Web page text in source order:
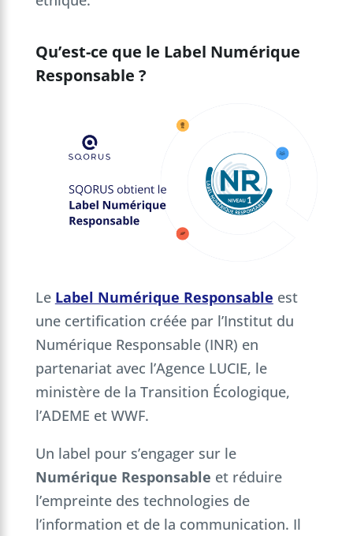
Qu’est-ce que le Label Numérique
Responsable ?
Le Label Numérique Responsable est
une certification créée par l’Institut du
Numérique Responsable (INR) en
partenariat avec l’Agence LUCIE, le
ministère de la Transition Écologique,
l’ADEME et WWF.
Un label pour s’engager sur le
Numérique Responsable et réduire
l’empreinte des technologies de
l’information et de la communication. Il